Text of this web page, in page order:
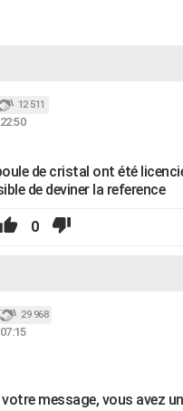
12 511
de cristal ont été
de deviner la reference
0
29 968
message, vous avez